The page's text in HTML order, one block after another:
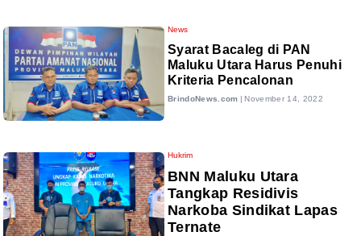
News
Syarat Bacaleg di PAN
Maluku Utara Harus Penuhi
Kriteria Pencalonan
BrindoNews.com | November 14, 2022
Hukrim
BNN Maluku Utara
Tangkap Residivis
Narkoba Sindikat Lapas
Ternate